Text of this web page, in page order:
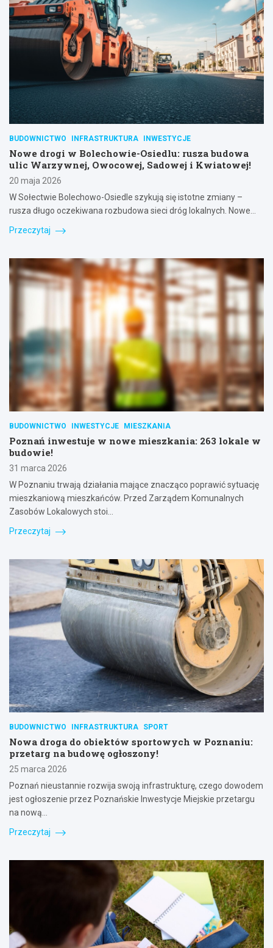
BUDOWNICTWO INFRASTRUKTURA INWESTYCJE
Nowe drogi w Bolechowie-Osiedlu: rusza budowa
ulic Warzywnej, Owocowej, Sadowej i Kwiatowej!
20 maja 2026
W Sołectwie Bolechowo-Osiedle szykują się istotne zmiany –
rusza długo oczekiwana rozbudowa sieci dróg lokalnych. Nowe…
Przeczytaj
BUDOWNICTWO INWESTYCJE MIESZKANIA
Poznań inwestuje w nowe mieszkania: 263 lokale w
budowie!
31 marca 2026
W Poznaniu trwają działania mające znacząco poprawić sytuację
mieszkaniową mieszkańców. Przed Zarządem Komunalnych
Zasobów Lokalowych stoi…
Przeczytaj
BUDOWNICTWO INFRASTRUKTURA SPORT
Nowa droga do obiektów sportowych w Poznaniu:
przetarg na budowę ogłoszony!
25 marca 2026
Poznań nieustannie rozwija swoją infrastrukturę, czego dowodem
jest ogłoszenie przez Poznańskie Inwestycje Miejskie przetargu
na nową…
Przeczytaj